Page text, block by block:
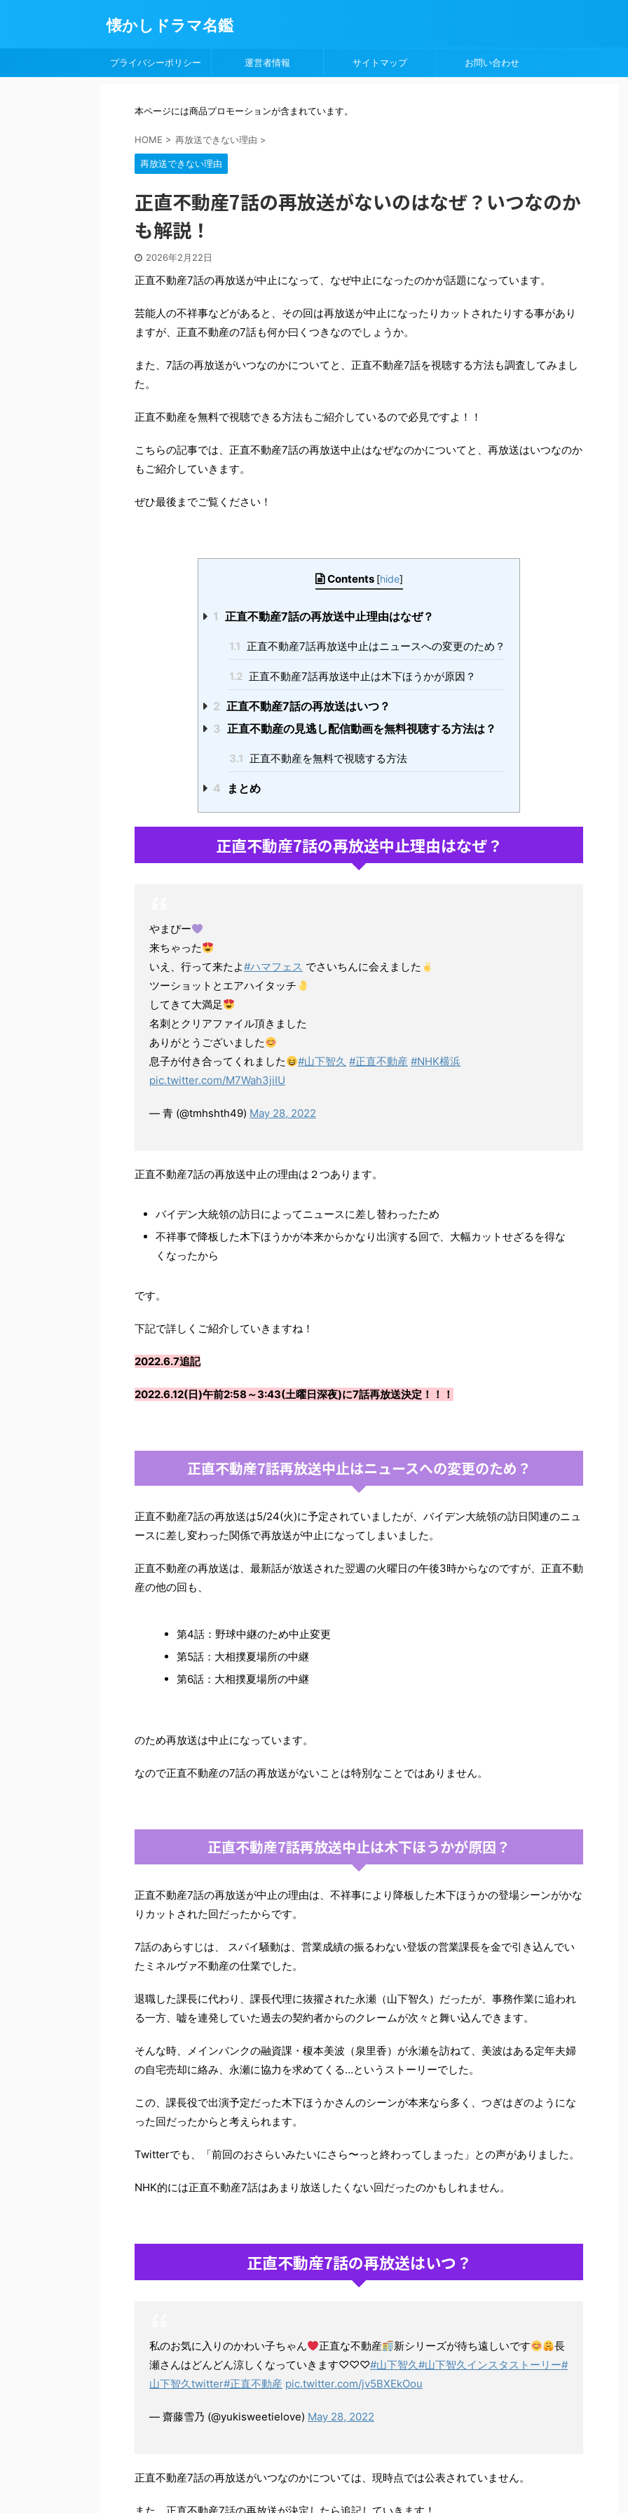
懐かしドラマ名鑑
プライバシーポリシー 運営者情報 サイトマップ お問い合わせ
本ページには商品プロモーションが含まれています。
HOME > 再放送できない理由 >
再放送できない理由
正直不動産7話の再放送がないのはなぜ？いつなのか
も解説！
2026年2月22日
正直不動産7話の再放送が中止になって、なぜ中止になったのかが話題になっています。
芸能人の不祥事などがあると、その回は再放送が中止になったりカットされたりする事があり
ますが、正直不動産の7話も何か曰くつきなのでしょうか。
また、7話の再放送がいつなのかについてと、正直不動産7話を視聴する方法も調査してみまし
た。
正直不動産を無料で視聴できる方法もご紹介しているので必見ですよ！！
こちらの記事では、正直不動産7話の再放送中止はなぜなのかについてと、再放送はいつなのか
もご紹介していきます。
ぜひ最後までご覧ください！
Contents [hide]
1 正直不動産7話の再放送中止理由はなぜ？
1.1 正直不動産7話再放送中止はニュースへの変更のため？
1.2 正直不動産7話再放送中止は木下ほうかが原因？
2 正直不動産7話の再放送はいつ？
3 正直不動産の見逃し配信動画を無料視聴する方法は？
3.1 正直不動産を無料で視聴する方法
4 まとめ
正直不動産7話の再放送中止理由はなぜ？
やまぴー
来ちゃった
いえ、行って来たよ#ハマフェス でさいちんに会えました
ツーショットとエアハイタッチ
してきて大満足
名刺とクリアファイル頂きました
ありがとうございました
息子が付き合ってくれました
#山下智久 #正直不動産 #NHK横浜
pic.twitter.com/M7Wah3jiIU
— 青 (@tmhshth49) May 28, 2022
正直不動産7話の再放送中止の理由は２つあります。
バイデン大統領の訪日によってニュースに差し替わったため
不祥事で降板した木下ほうかが本来からかなり出演する回で、大幅カットせざるを得な
くなったから
です。
下記で詳しくご紹介していきますね！
2022.6.7追記
2022.6.12(日)午前2:58～3:43(土曜日深夜)に7話再放送決定！！！
正直不動産7話再放送中止はニュースへの変更のため？
正直不動産7話の再放送は5/24(火)に予定されていましたが、バイデン大統領の訪日関連のニュ
ースに差し変わった関係で再放送が中止になってしまいました。
正直不動産の再放送は、最新話が放送された翌週の火曜日の午後3時からなのですが、正直不動
産の他の回も、
第4話：野球中継のため中止変更
第5話：大相撲夏場所の中継
第6話：大相撲夏場所の中継
のため再放送は中止になっています。
なので正直不動産の7話の再放送がないことは特別なことではありません。
正直不動産7話再放送中止は木下ほうかが原因？
正直不動産7話の再放送が中止の理由は、不祥事により降板した木下ほうかの登場シーンがかな
りカットされた回だったからです。
7話のあらすじは、 スパイ騒動は、営業成績の振るわない登坂の営業課長を金で引き込んでい
たミネルヴァ不動産の仕業でした。
退職した課長に代わり、課長代理に抜擢された永瀬（山下智久）だったが、事務作業に追われ
る一方、嘘を連発していた過去の契約者からのクレームが次々と舞い込んできます。
そんな時、メインバンクの融資課・榎本美波（泉里香）が永瀬を訪ねて、美波はある定年夫婦
の自宅売却に絡み、永瀬に協力を求めてくる…というストーリーでした。
この、課長役で出演予定だった木下ほうかさんのシーンが本来なら多く、つぎはぎのようにな
った回だったからと考えられます。
Twitterでも、「前回のおさらいみたいにさら〜っと終わってしまった」との声がありました。
NHK的には正直不動産7話はあまり放送したくない回だったのかもしれません。
正直不動産7話の再放送はいつ？
私のお気に入りのかわい子ちゃん 正直な不動産 新シリーズが待ち遠しいです
長
瀬さんはどんどん涼しくなっていきます♡♡♡#山下智久#山下智久インスタストーリー#
山下智久twitter#正直不動産 pic.twitter.com/jv5BXEkOou
— 齋藤雪乃 (@yukisweetielove) May 28, 2022
正直不動産7話の再放送がいつなのかについては、現時点では公表されていません。